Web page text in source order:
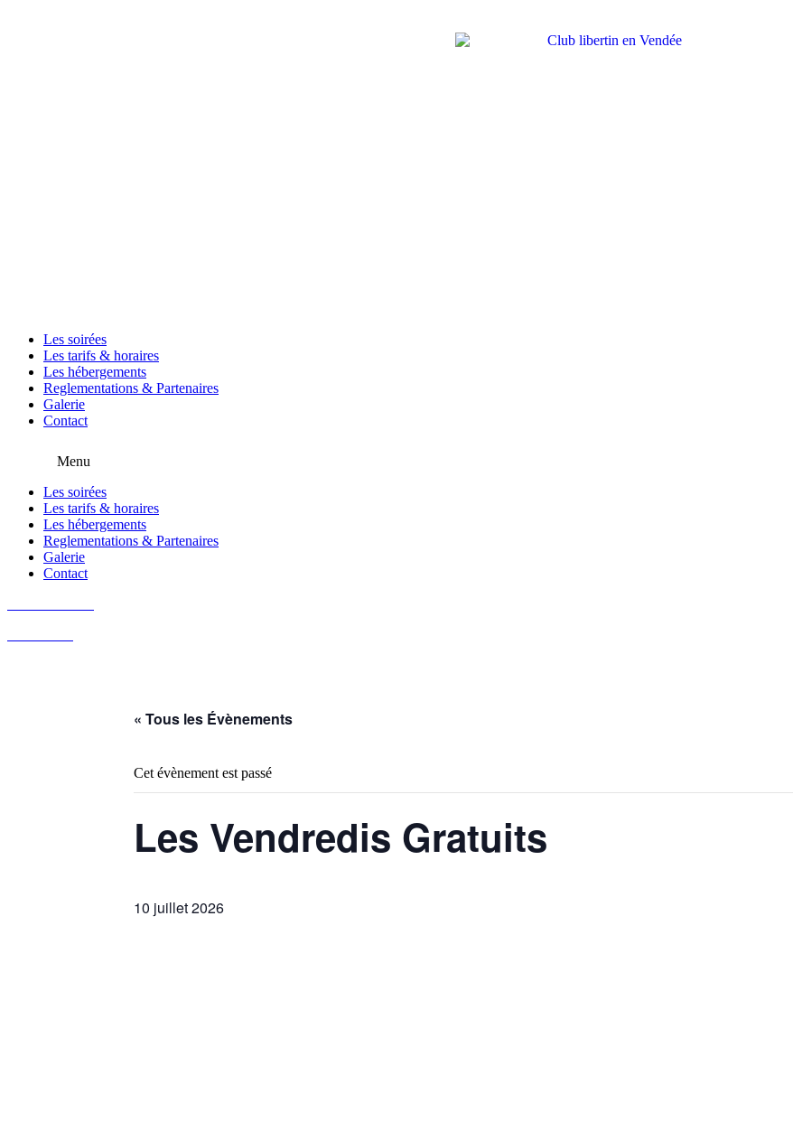
Les soirées
Les tarifs & horaires
Les hébergements
Reglementations & Partenaires
Galerie
Contact
Menu
Les soirées
Les tarifs & horaires
Les hébergements
Reglementations & Partenaires
Galerie
Contact
« Tous les Évènements
Cet évènement est passé
Les Vendredis Gratuits
10 juillet 2026